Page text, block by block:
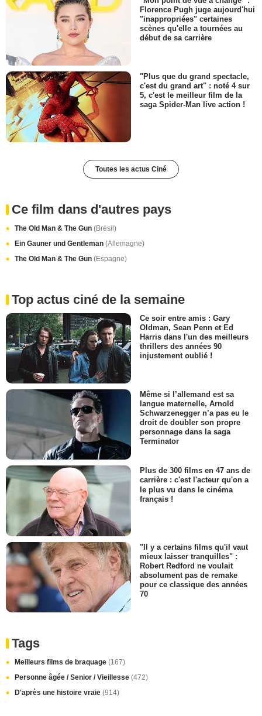
Florence Pugh juge aujourd'hui
"inappropriées" certaines
scènes qu'elle a tournées au
début de sa carrière
"Plus que du grand spectacle,
c'est du grand art" : noté 4 sur
5, c'est le meilleur film de la
saga Spider-Man live action !
Toutes les actus Ciné
Ce film dans d'autres pays
The Old Man & The Gun (Brésil)
Ein Gauner und Gentleman (Allemagne)
The Old Man & The Gun (Espagne)
Top actus ciné de la semaine
Ce soir entre amis : Gary
Oldman, Sean Penn et Ed
Harris dans l'un des meilleurs
thrillers des années 90
injustement oublié !
Même si l’allemand est sa
langue maternelle, Arnold
Schwarzenegger n’a pas eu le
droit de doubler son propre
personnage dans la saga
Terminator
Plus de 300 films en 47 ans de
carrière : c'est l'acteur qu'on a
le plus vu dans le cinéma
français !
"Il y a certains films qu'il vaut
mieux laisser tranquilles" :
Robert Redford ne voulait
absolument pas de remake
pour ce classique des années
70
Tags
Meilleurs films de braquage (167)
Personne âgée / Senior / Vieillesse (472)
D'après une histoire vraie (914)